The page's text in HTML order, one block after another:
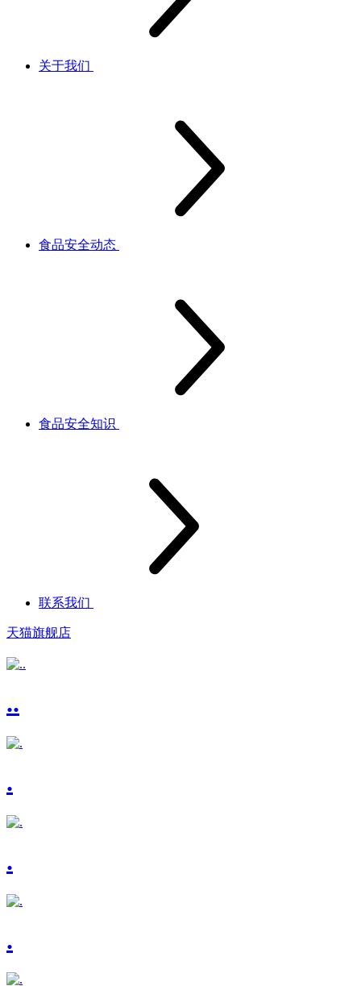
关于我们
食品安全动态
食品安全知识
联系我们
天猫旗舰店
..
.
.
.